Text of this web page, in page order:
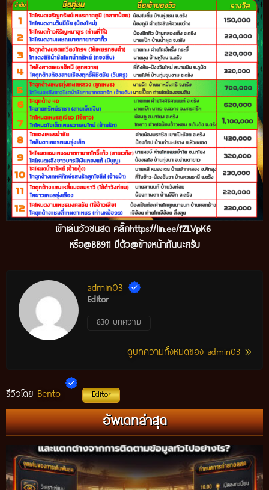
เข้าเล่นวัวชนสด คลิ๊กhttps://lin.ee/fZLVpK6
หรือ@BB911 มีตัว@ข้างหน้ากันนะครับ
admin03
Editor
830 บทความ
ดูบทความทั้งหมดของ admin03
รีวิวโดย Bento Editor
อัพเดทล่าสุด